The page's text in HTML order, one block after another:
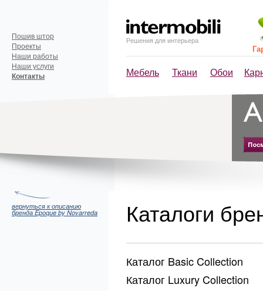
Решения для интерьера
Мебель Ткани Обои
Пошив штор
Проекты
Наши работы
Наши услуги
Контакты
вернуться к описанию
бренда Epoque by Novarreda Каталоги
Каталог Basic Collection
Каталог Luxury Collection